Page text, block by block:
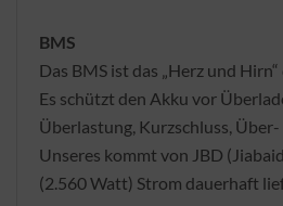
BMS
Das BMS ist das „Herz und Hirn“
Es schützt den Akku vor
Überlastung, Kurzschluss,
Unseres kommt von JBD
(2.560 Watt) Strom dauerhaft